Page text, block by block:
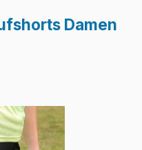
Damen